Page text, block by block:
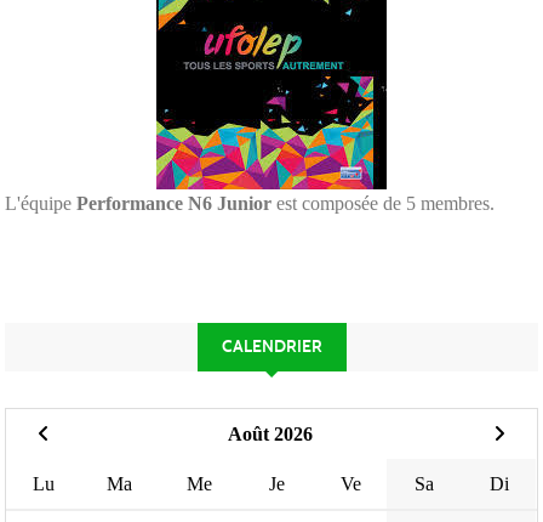
L'équipe Performance N6 Junior est composée de 5 membres.
CALENDRIER
Août 2026
Lu Ma Me Je Ve Sa Di